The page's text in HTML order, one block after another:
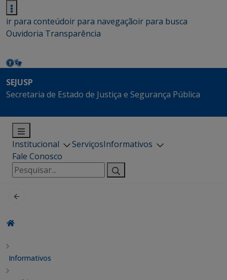
ir para conteúdoir para navegaçãoir para busca
Ouvidoria Transparência
SEJUSP
Secretaria de Estado de Justiça e Segurança Pública
Institucional ServiçosInformativos
Fale Conosco
Pesquisar
por:
Informativos